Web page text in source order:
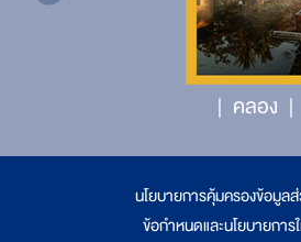
คลอง
นโยบายการคุ้มครองข้อมูล
ข้อกำหนดและนโยบายการ